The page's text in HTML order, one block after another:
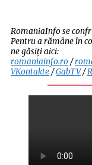
RomaniaInfo se
Pentru a rămâne în
ne găsiți aici:
romaniainfo.ro/
VKontakte/GabTV/